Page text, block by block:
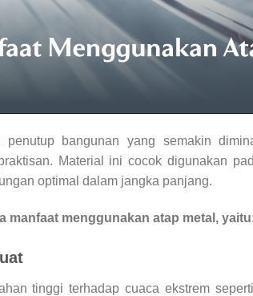
bangunan yang semakin
Material ini cocok digunakan
optimal dalam jangka panjang.
manfaat menggunakan atap metal,
tinggi terhadap cuaca ekstrem